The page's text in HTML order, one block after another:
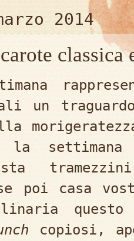
2014
classica
un
la
poi casa
copiosi,